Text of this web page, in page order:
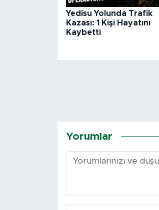
Yedisu Yolunda Trafik
Kazası: 1 Kişi Hayatını
Kaybetti
Yorumlar